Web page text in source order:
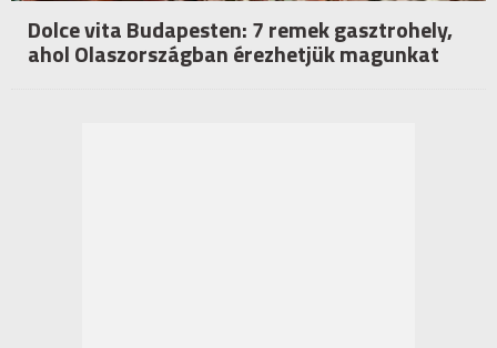
Dolce vita Budapesten: 7 remek gasztrohely,
ahol Olaszországban érezhetjük magunkat